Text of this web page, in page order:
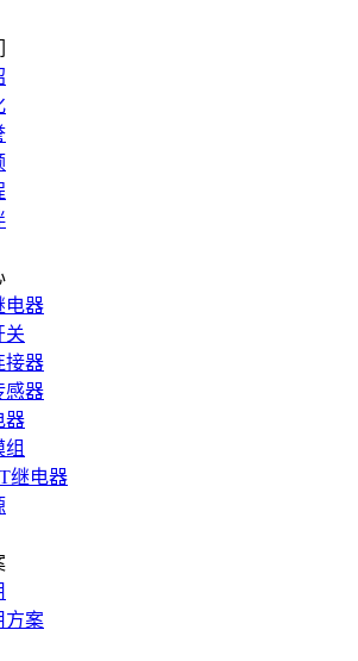
电器
关
接器
感器
器
继电器
方案